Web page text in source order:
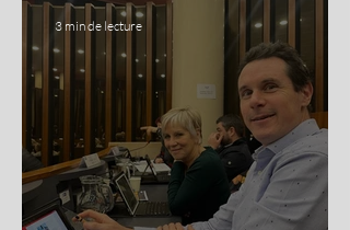
3 min de lecture